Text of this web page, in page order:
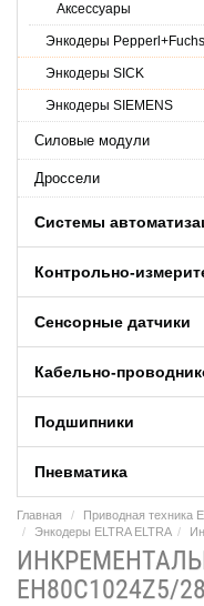
Аксессуары
Энкодеры Pepperl+Fuchs
Энкодеры SICK
Энкодеры SIEMENS
Силовые модули
Дроссели
Системы
Контрольно-
Сенсорные датчики
Кабельно-
Подшипники
Пневматика
Главная Приводная техника
Энкодеры ELTRA ELTRA
EH80C1024Z5/